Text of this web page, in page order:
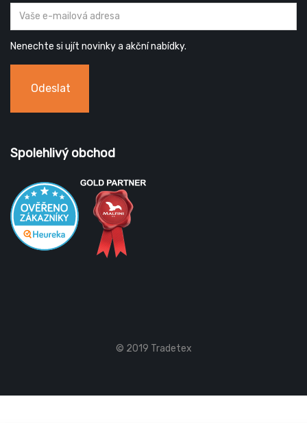
Nenechte si ujít novinky a akční nabídky.
Odeslat
Spolehlivý obchod
© 2019 Tradetex